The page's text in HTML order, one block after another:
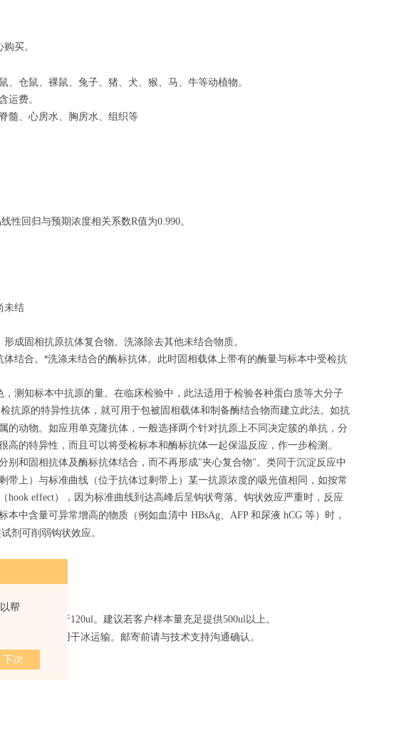
帮
买。
、仓鼠、裸鼠、兔子、猪、犬、猴、马、牛等动植物。
运费。
髓、心房水、胸房水、组织等
性回归与预期浓度相关系数R值为0.990。
未结
成固相抗原抗体复合物。洗涤除去其他未结合物质。
结合。*洗涤未结合的酶标抗体。此时固相载体上带有的酶量与标本中受检抗
测知标本中抗原的量。在临床检验中，此法适用于检验各种蛋白质等大分子
抗原的特异性抗体，就可用于包被固相载体和制备酶结合物而建立此法。如抗
的动物。如应用单克隆抗体，一般选择两个针对抗原上不同决定簇的单抗，分
的特异性，而且可以将受检标本和酶标抗体一起保温反应，作一步检测。
别和固相抗体及酶标抗体结合，而不再形成"夹心复合物" 。类同于沉淀反应中
上）与标准曲线（位于抗体过剩带上）某一抗原浓度的吸光值相同，如按常
hook effect），因为标准曲线到达高峰后呈钩状弯落。钩状效应严重时，反应
本中含量可异常增高的物质（例如血清中 HBsAg AFP 和尿液 hCG 等）时，
剂可削弱钩状效应。
孔检测应不少于120ul。建议若客户样本量充足提供500ul以上。
邮寄需要用干冰运输。邮寄前请与技术支持沟通确认。